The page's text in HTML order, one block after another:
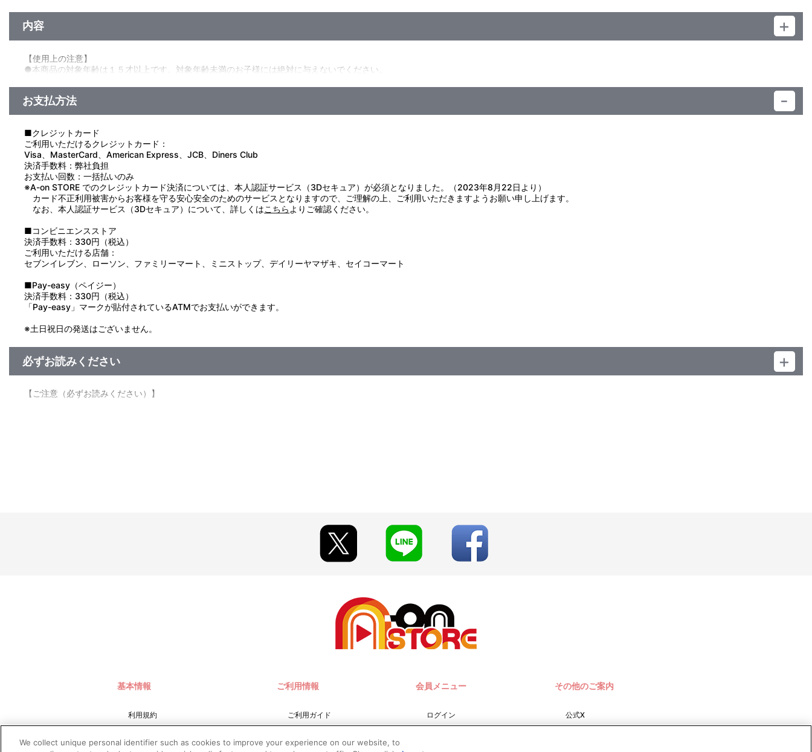
内容
【使用上の注意】
●本商品の対象年齢は１５才以上です。対象年齢未満のお子様には絶対に与えないでください。
お支払方法
■クレジットカード
ご利用いただけるクレジットカード：
Visa、MasterCard、American Express、JCB、Diners Club
決済手数料：弊社負担
お支払い回数：一括払いのみ
※A-on STORE でのクレジットカード決済については、本人認証サービス（3Dセキュア）が必須となりました。（2023年8月22日より）
カード不正利用被害からお客様を守る安心安全のためのサービスとなりますので、ご理解の上、ご利用いただきますようお願い申し上げます。
なお、本人認証サービス（3Dセキュア）について、詳しくはこちらよりご確認ください。
■コンビニエンスストア
決済手数料：330円（税込）
ご利用いただける店舗：
セブンイレブン、ローソン、ファミリーマート、ミニストップ、デイリーヤマザキ、セイコーマート
■Pay-easy（ペイジー）
決済手数料：330円（税込）
「Pay-easy」マークが貼付されているATMでお支払いができます。
※土日祝日の発送はございません。
必ずお読みください
【ご注意（必ずお読みください）】
※お申し込み状況や生産の都合、不測の事態により、発送日が変更となる場合がございます。あらかじめご了承ください。
※決済方法は「カード決済」、「コンビニ決済」、「Pay-easy（ペイジー）」のみとなります。
※決済方法「コンビニ決済・Pay-easy（ペイジー）」の場合は、ご注文日翌日までにお支払いに関するメールが送信されます。
あらかじめ「@bandainamcoarts.co.jp」からのメール受信を許可してください。
もし、メールが受信できなかった場合は、ご注文日翌日の午前9時以降に、「マイページ」→「ご注文履歴」にアクセスし、対象のご注文番号をクリックすることで、「配送情報」内「決済方法」の
※以下のご注文は、キャンセルさせていただく場合がございます。
（３）過去に複数の購入履歴がある個人またはグループが注文した場合
（５）上記以外で不正な注文と判断した場合
基本情報
利用規約
ご利用情報
ご利用ガイド
会員メニュー
ログイン
その他のご案内
公式X
We collect unique personal identifier such as cookies to improve your experience on our website, to